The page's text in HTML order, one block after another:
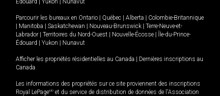
Édouard | Yukon | Nunavut
Parcourir les bureaux en Ontario | Québec | Alberta | Colombie-Britannique
| Manitoba | Saskatchewan | Nouveau-Brunswick | Terre-Neuve-et-
Labrador | Territoires du Nord-Ouest | Nouvelle-Écosse | Île-du-Prince-
Édouard | Yukon | Nunavut
Afficher les propriétés résidentielles au Canada | Dernières inscriptions au
Canada
Les informations des propriétés sur ce site proviennent des inscriptions
Royal LePageMD et du service de distribution de données de l'Association